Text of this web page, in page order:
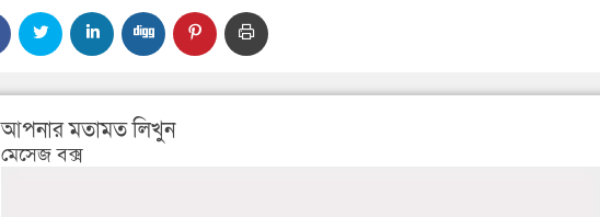
আপনার মতামত লিখুন
মেসেজ বক্স